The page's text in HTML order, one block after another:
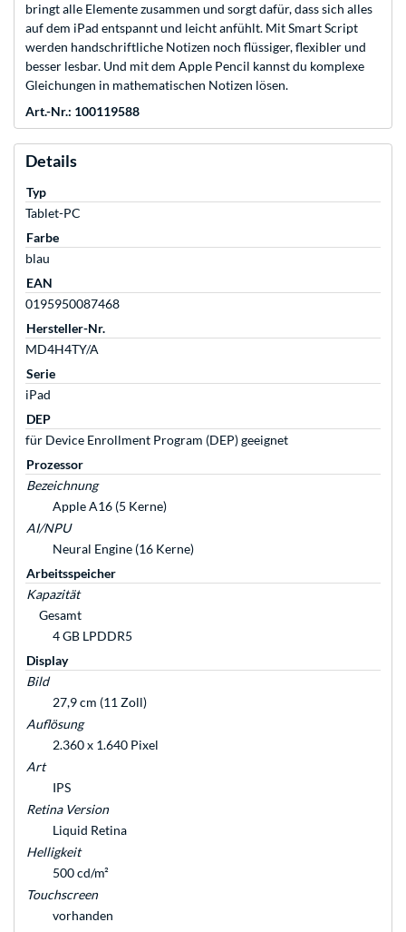
bringt alle Elemente zusammen und sorgt dafür, dass sich alles
auf dem iPad entspannt und leicht anfühlt. Mit Smart Script
werden handschriftliche Notizen noch flüssiger, flexibler und
besser lesbar. Und mit dem Apple Pencil kannst du komplexe
Gleichungen in mathematischen Notizen lösen.
Art.-Nr.: 100119588
Details
Typ
Tablet-PC
Farbe
blau
EAN
0195950087468
Hersteller-Nr.
MD4H4TY/A
Serie
iPad
DEP
für Device Enrollment Program (DEP) geeignet
Prozessor
Bezeichnung
Apple A16 (5 Kerne)
AI/NPU
Neural Engine (16 Kerne)
Arbeitsspeicher
Kapazität
Gesamt
4 GB LPDDR5
Display
Bild
27,9 cm (11 Zoll)
Auflösung
2.360 x 1.640 Pixel
Art
IPS
Retina Version
Liquid Retina
Helligkeit
500 cd/m²
Touchscreen
vorhanden